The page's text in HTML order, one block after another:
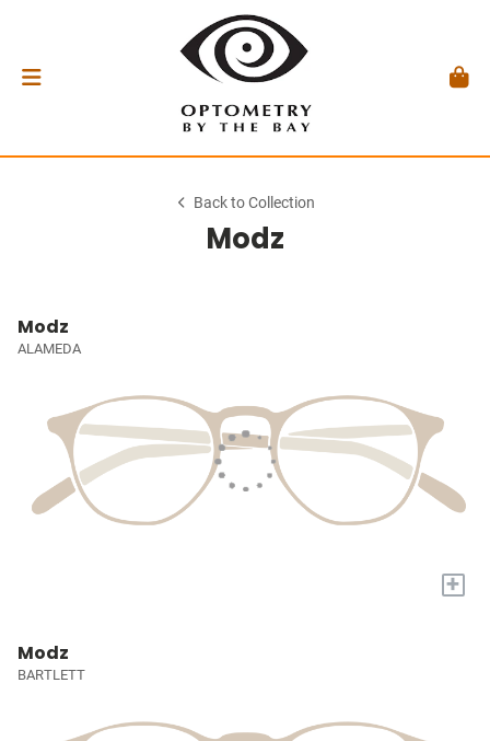
Back to Collection
Modz
Modz
ALAMEDA
+
Modz
BARTLETT